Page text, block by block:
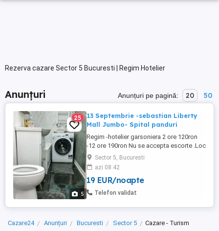
Rezerva cazare Sector 5 Bucuresti | Regim Hotelier
Anunțuri Anunțuri pe pagină: 20 50
5
25
13 Septembrie -sebastian Liberty
Mall Jumbo- Spital panduri
Regim -hotelier garsoniera 2 ore 120ron
-12 ore 190ron Nu se accepta escorte .Loc
parcare TOTUL NOU
Sector 5, Bucuresti
azi 08:42
19 EUR/noapte
Telefon validat
Cazare24 Anunțuri Bucuresti Sector 5 Cazare - Turism